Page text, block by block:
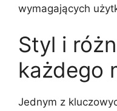
wymagających
Styl i
każdego
Jednym z